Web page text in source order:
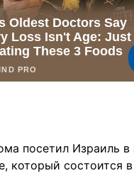
посетил Израиль
который состоится в